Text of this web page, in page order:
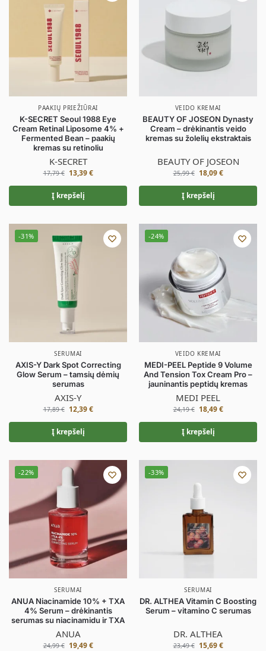
PAAKIŲ PRIEŽIŪRAI
K-SECRET Seoul 1988 Eye
Cream Retinal Liposome 4% +
Fermented Bean – paakių
kremas su retinoliu
K-SECRET
17,79€ 13,39€
Į krepšelį
VEIDO KREMAI
BEAUTY OF JOSEON Dynasty
Cream – drėkinantis veido
kremas su žolelių ekstraktais
BEAUTY OF JOSEON
25,99€ 18,09€
Į krepšelį
-31%
SERUMAI
AXIS-Y Dark Spot Correcting
Glow Serum – tamsių dėmių
serumas
AXIS-Y
17,89€ 12,39€
Į krepšelį
-24%
VEIDO KREMAI
MEDI-PEEL Peptide 9 Volume
And Tension Tox Cream Pro –
jauninantis peptidų kremas
MEDI PEEL
24,19€ 18,49€
Į krepšelį
-22%
SERUMAI
ANUA Niacinamide 10% + TXA
4% Serum – drėkinantis
serumas su niacinamidu ir TXA
ANUA
24,99€ 19,49€
-33%
SERUMAI
DR. ALTHEA Vitamin C Boosting
Serum – vitamino C serumas
DR. ALTHEA
23,49€ 15,69€